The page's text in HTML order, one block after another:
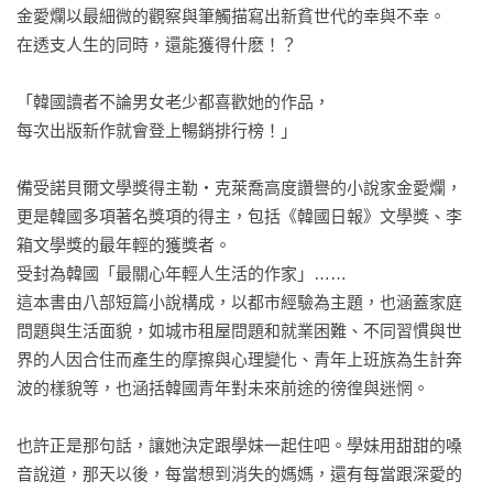
金愛爛以最細微的觀察與筆觸描寫出新貧世代的幸與不幸。
在透支人生的同時，還能獲得什麽！？
「韓國讀者不論男女老少都喜歡她的作品，
每次出版新作就會登上暢銷排行榜！」
備受諾貝爾文學獎得主勒‧克萊喬高度讚譽的小說家金愛爛，
更是韓國多項著名獎項的得主，包括《韓國日報》文學獎、李
箱文學獎的最年輕的獲獎者。
受封為韓國「最關心年輕人生活的作家」……
這本書由八部短篇小說構成，以都市經驗為主題，也涵蓋家庭
問題與生活面貌，如城市租屋問題和就業困難、不同習慣與世
界的人因合住而產生的摩擦與心理變化、青年上班族為生計奔
波的樣貌等，也涵括韓國青年對未來前途的徬徨與迷惘。
也許正是那句話，讓她決定跟學妹一起住吧。學妹用甜甜的嗓
音說道，那天以後，每當想到消失的媽媽，還有每當跟深愛的